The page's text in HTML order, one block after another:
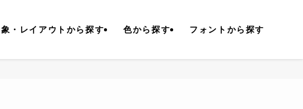
・レイアウトから探す 色から探す フォントから探す